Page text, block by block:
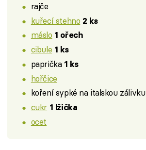
rajče
kuřecí stehno 2 ks
máslo 1 ořech
cibule 1 ks
paprička 1 ks
hořčice
koření sypké na italskou zálivku
cukr 1 lžička
ocet